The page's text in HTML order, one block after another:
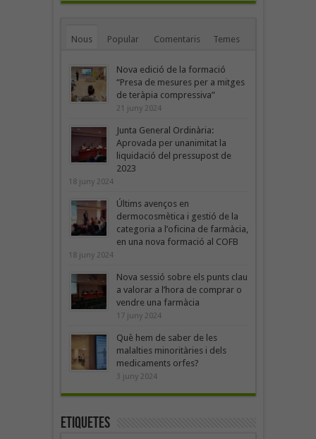
Nous Popular Comentaris Temes
Nova edició de la formació
“Presa de mesures per a mitges
de teràpia compressiva”
21 juny 2024
Junta General Ordinària:
Aprovada per unanimitat la
liquidació del pressupost de
2023
18 juny 2024
Últims avenços en
dermocosmètica i gestió de la
categoria a l’oficina de farmàcia,
en una nova formació al COFB
18 juny 2024
Nova sessió sobre els punts clau
a valorar a l’hora de comprar o
vendre una farmàcia
17 juny 2024
Què hem de saber de les
malalties minoritàries i dels
medicaments orfes?
3 juny 2024
Etiquetes